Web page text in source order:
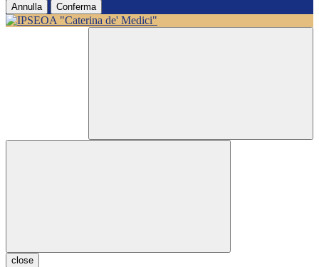
Annulla Conferma
close